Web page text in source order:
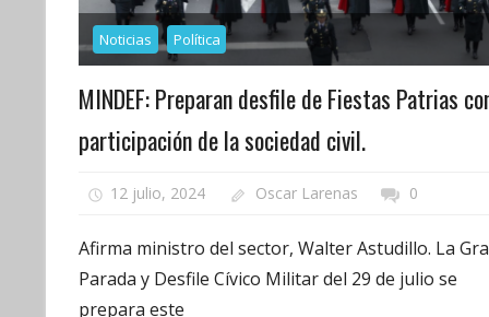
Noticias Política
MINDEF: Preparan desfile de Fiestas Patrias
participación de la sociedad civil.
12 julio, 2024 Oscar Larenas 0
Afirma ministro del sector, Walter Astudillo. La
Parada y Desfile Cívico Militar del 29 de julio se
prepara este